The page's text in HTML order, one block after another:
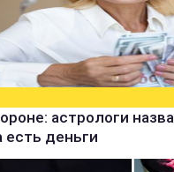
астрологи
есть деньги